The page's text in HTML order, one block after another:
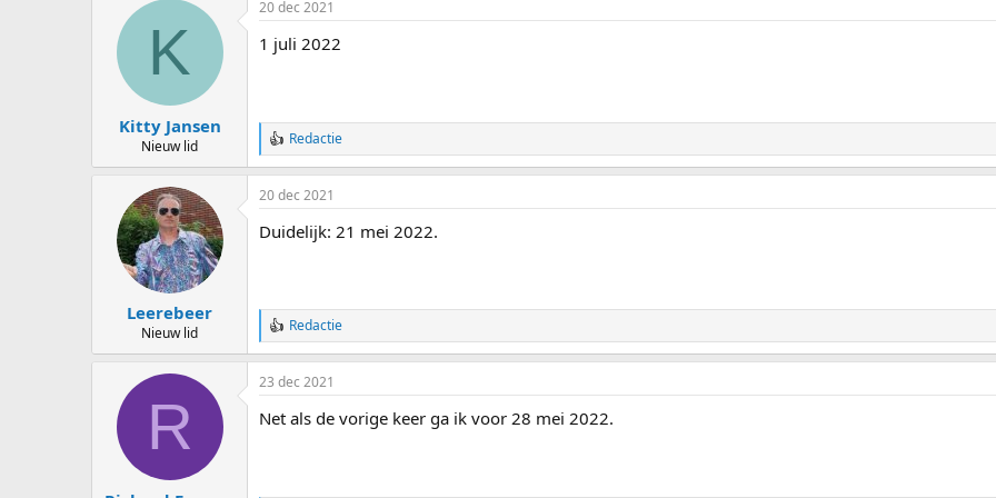
r
g
e
n
:
K
Kitty Jansen
Nieuw lid
20 dec 2021
1 juli 2022
W
a
a
r
e
g
e
n
:
Redactie
Leerebeer
Nieuw lid
20 dec 2021
Duidelijk: 21 mei 2022.
W
a
a
r
e
g
Redactie
R
23 dec 2021
Net als de vorige keer ga ik voor 28 mei 2022.